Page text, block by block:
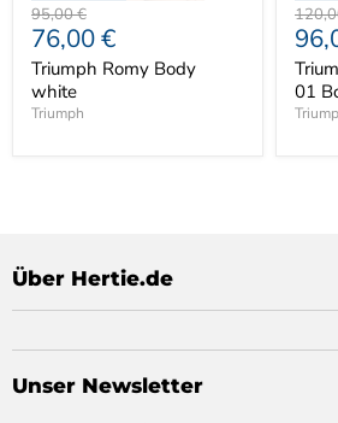
Ursprünglicher
Preis
95,00 €
Aktueller
Preis
76,00 €
Triumph Romy Body
white
Triumph
Preis
01
Über Hertie.de
Unser Newsletter